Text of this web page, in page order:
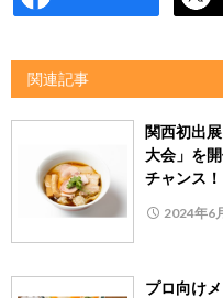
関連記事
関西初出
大会」を
チャンス！
2024年6
プロ向け